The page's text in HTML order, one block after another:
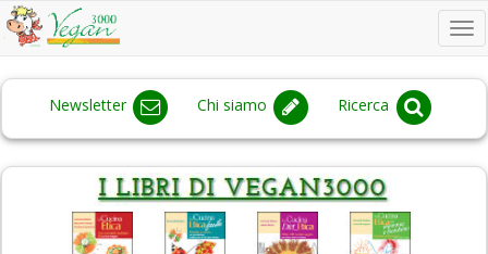
Newsletter Chi siamo Ricerca